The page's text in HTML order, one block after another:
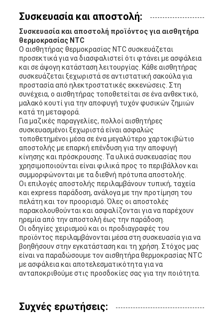
Συσκευασία και αποστολή:
Συσκευασία και αποστολή προϊόντος για αισθητήρα
θερμοκρασίας NTC
Ο αισθητήρας θερμοκρασίας NTC συσκευάζεται
προσεκτικά για να διασφαλιστεί ότι φτάνει με ασφάλεια
και σε άψογη κατάσταση λειτουργίας. Κάθε αισθητήρας
συσκευάζεται ξεχωριστά σε αντιστατική σακούλα για
προστασία από ηλεκτροστατικές εκκενώσεις. Στη
συνέχεια, ο αισθητήρας τοποθετείται σε ένα ανθεκτικό,
μαλακό κουτί για την αποφυγή τυχόν φυσικών ζημιών
κατά τη μεταφορά.
Για μαζικές παραγγελίες, πολλοί αισθητήρες
συσκευασμένοι ξεχωριστά είναι ασφαλώς
τοποθετημένοι μέσα σε ένα μεγαλύτερο χαρτοκιβώτιο
αποστολής με επαρκή επένδυση για την αποφυγή
κίνησης και πρόσκρουσης. Τα υλικά συσκευασίας που
χρησιμοποιούνται είναι φιλικά προς το περιβάλλον και
συμμορφώνονται με τα διεθνή πρότυπα αποστολής.
Οι επιλογές αποστολής περιλαμβάνουν τυπική, ταχεία
και express παράδοση, ανάλογα με την προτίμηση του
πελάτη και τον προορισμό. Όλες οι αποστολές
παρακολουθούνται και ασφαλίζονται για να παρέχουν
ηρεμία από την αποστολή έως την παράδοση.
Οι οδηγίες χειρισμού και οι προδιαγραφές του
προϊόντος περιλαμβάνονται μέσα στη συσκευασία για να
βοηθήσουν στην εγκατάσταση και τη χρήση. Στόχος μας
είναι να παραδώσουμε τον αισθητήρα θερμοκρασίας NTC
με ασφάλεια και αποτελεσματικότητα για να
ανταποκριθούμε στις προσδοκίες σας για την ποιότητα.
Συχνές ερωτήσεις: